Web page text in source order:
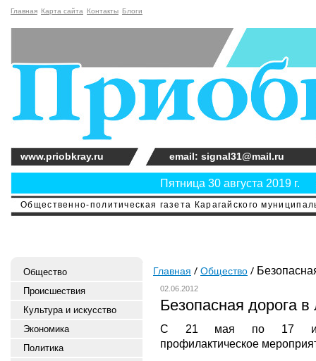
Главная Карта сайта Контакты Блоги
Общественно-политическая газета Карагайского
Пятница 30 августа 2019 г.
www.priobkray.ru email: signal31@mail.ru
Общество
Происшествия
Культура и искусство
Экономика
Политика
Главная Общество
02.06.2012
Безопасная дорога в
С 21 мая по 17 июня
профилактическое